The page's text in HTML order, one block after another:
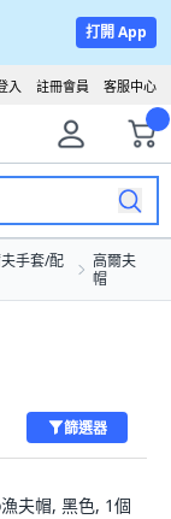
打開 App
客服中心
註冊會員
入
手套/配
高爾夫
帽
篩選器
夫帽, 黑色, 1個